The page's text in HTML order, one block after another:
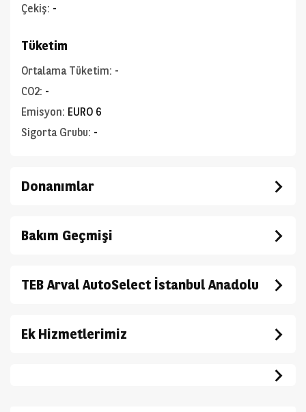
Çekiş: -
Tüketim
Ortalama Tüketim: -
CO2: -
Emisyon: EURO 6
Sigorta Grubu: -
Donanımlar
Bakım Geçmişi
TEB Arval AutoSelect İstanbul Anadolu
Ek Hizmetlerimiz